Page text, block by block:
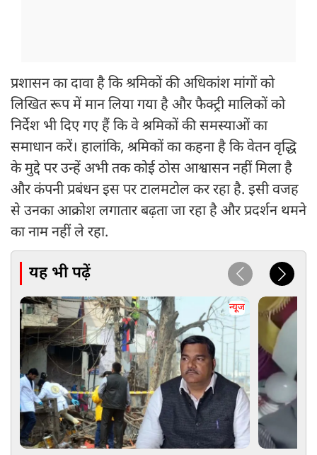
प्रशासन का दावा है कि श्रमिकों की अधिकांश मांगों को
लिखित रूप में मान लिया गया है और फैक्ट्री मालिकों को
निर्देश भी दिए गए हैं कि वे श्रमिकों की समस्याओं का
समाधान करें। हालांकि, श्रमिकों का कहना है कि वेतन वृद्धि
के मुद्दे पर उन्हें अभी तक कोई ठोस आश्वासन नहीं मिला है
और कंपनी प्रबंधन इस पर टालमटोल कर रहा है. इसी वजह
से उनका आक्रोश लगातार बढ़ता जा रहा है और प्रदर्शन थमने
का नाम नहीं ले रहा.
यह भी पढ़ें
न्यूज